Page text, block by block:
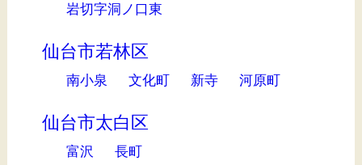
岩切字洞ノ口東
仙台市若林区
南小泉 文化町 新寺 河原町
仙台市太白区
富沢 長町